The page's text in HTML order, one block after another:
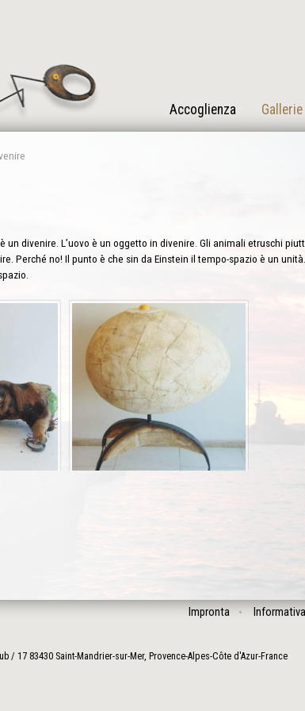
Accoglienza Gallerie
un divenire. L’uovo è un oggetto in divenire. Gli animali etruschi
Perché no! Il punto è che sin da Einstein il tempo-spazio è un
Impronta
/ 17 83430 Saint-Mandrier-sur-Mer, Provence-Alpes-Côte d'Azur-France